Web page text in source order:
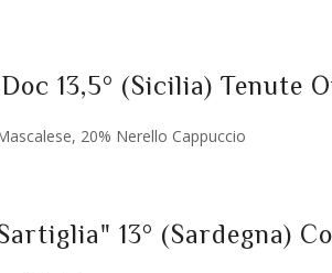
13,5° (Sicilia) Tenute
20% Nerello Cappuccio
13° (Sardegna)